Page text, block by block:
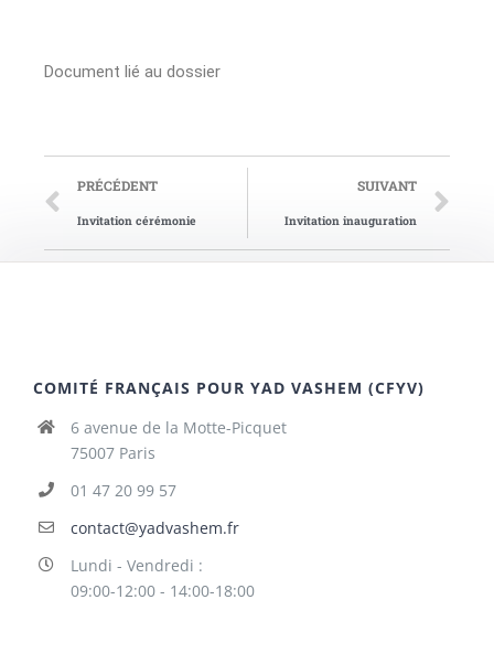
Document lié au dossier
PRÉCÉDENT
Invitation cérémonie
SUIVANT
Invitation inauguration
COMITÉ FRANÇAIS POUR YAD VASHEM (CFYV)
6 avenue de la Motte-Picquet
75007 Paris
01 47 20 99 57
contact@yadvashem.fr
Lundi - Vendredi :
09:00-12:00 - 14:00-18:00